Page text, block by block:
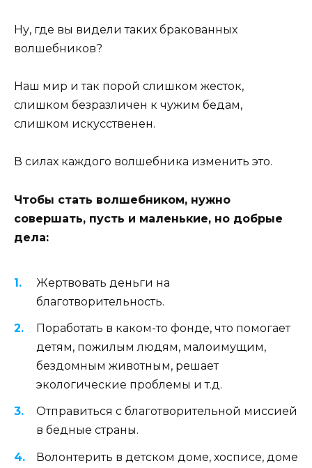
Ну, где вы видели таких бракованных
волшебников?
Наш мир и так порой слишком жесток,
слишком безразличен к чужим бедам,
слишком искусственен.
В силах каждого волшебника изменить это.
Чтобы стать волшебником, нужно
совершать, пусть и маленькие, но добрые
дела:
Жертвовать деньги на
благотворительность.
Поработать в каком-то фонде, что помогает
детям, пожилым людям, малоимущим,
бездомным животным, решает
экологические проблемы и т.д.
Отправиться с благотворительной миссией
в бедные страны.
Волонтерить в детском доме, хосписе, доме